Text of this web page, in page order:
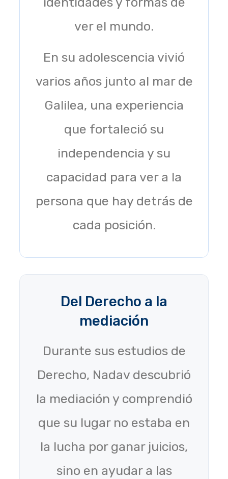
ver el mundo.
En su adolescencia vivió
varios años junto al mar de
Galilea, una experiencia
que fortaleció su
independencia y su
capacidad para ver a la
persona que hay detrás de
cada posición.
Del Derecho a la
mediación
Durante sus estudios de
Derecho, Nadav descubrió
la mediación y comprendió
que su lugar no estaba en
la lucha por ganar juicios,
sino en ayudar a las